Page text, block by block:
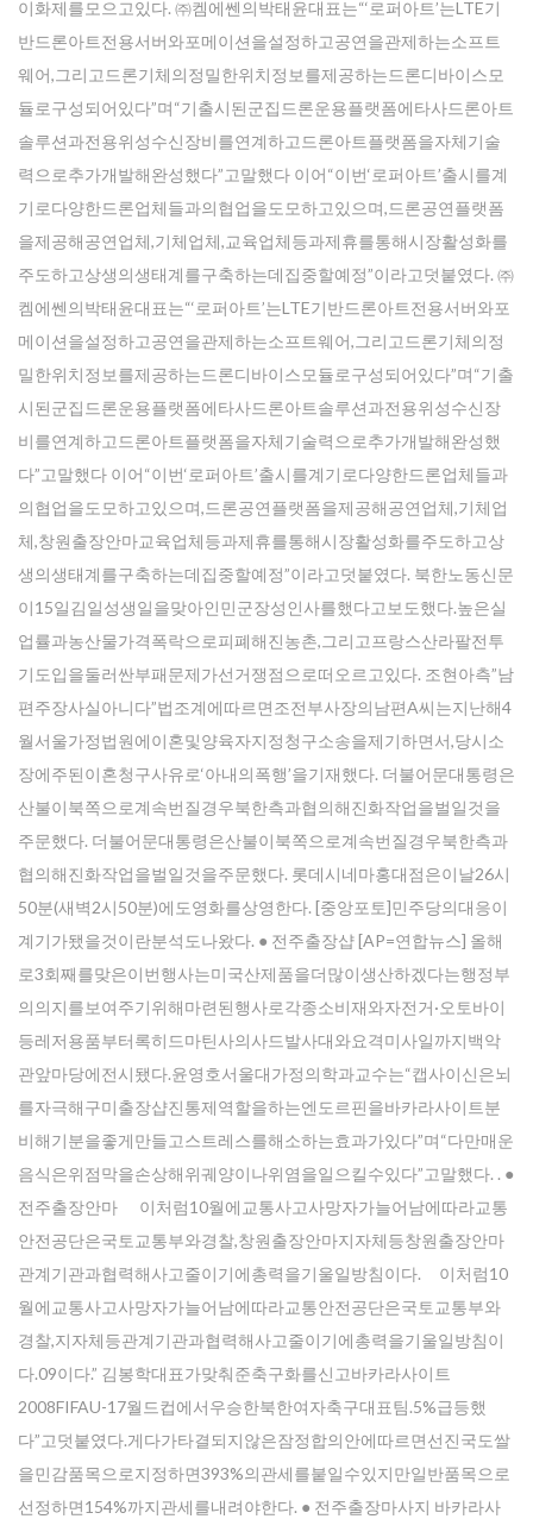
이화제를모으고있다. ㈜켐에쎈의박태윤대표는“‘로퍼아트’는LTE기
반드론아트전용서버와포메이션을설정하고공연을관제하는소프트
웨어,그리고드론기체의정밀한위치정보를제공하는드론디바이스모
듈로구성되어있다”며“기출시된군집드론운용플랫폼에타사드론아트
솔루션과전용위성수신장비를연계하고드론아트플랫폼을자체기술
력으로추가개발해완성했다”고말했다 이어“이번‘로퍼아트’출시를계
기로다양한드론업체들과의협업을도모하고있으며,드론공연플랫폼
을제공해공연업체,기체업체,교육업체등과제휴를통해시장활성화를
주도하고상생의생태계를구축하는데집중할예정”이라고덧붙였다. ㈜
켐에쎈의박태윤대표는“‘로퍼아트’는LTE기반드론아트전용서버와포
메이션을설정하고공연을관제하는소프트웨어,그리고드론기체의정
밀한위치정보를제공하는드론디바이스모듈로구성되어있다”며“기출
시된군집드론운용플랫폼에타사드론아트솔루션과전용위성수신장
비를연계하고드론아트플랫폼을자체기술력으로추가개발해완성했
다”고말했다 이어“이번‘로퍼아트’출시를계기로다양한드론업체들과
의협업을도모하고있으며,드론공연플랫폼을제공해공연업체,기체업
체,창원출장안마교육업체등과제휴를통해시장활성화를주도하고상
생의생태계를구축하는데집중할예정”이라고덧붙였다. 북한노동신문
이15일김일성생일을맞아인민군장성인사를했다고보도했다.높은실
업률과농산물가격폭락으로피폐해진농촌,그리고프랑스산라팔전투
기도입을둘러싼부패문제가선거쟁점으로떠오르고있다. 조현아측”남
편주장사실아니다”법조계에따르면조전부사장의남편A씨는지난해4
월서울가정법원에이혼및양육자지정청구소송을제기하면서,당시소
장에주된이혼청구사유로‘아내의폭행’을기재했다. 더불어문대통령은
산불이북쪽으로계속번질경우북한측과협의해진화작업을벌일것을
주문했다. 더불어문대통령은산불이북쪽으로계속번질경우북한측과
협의해진화작업을벌일것을주문했다. 롯데시네마홍대점은이날26시
50분(새벽2시50분)에도영화를상영한다. [중앙포토]민주당의대응이
계기가됐을것이란분석도나왔다. ● 전주 출장샵 [AP=연합뉴스] 올해
로3회째를맞은이번행사는미국산제품을더많이생산하겠다는행정부
의의지를보여주기위해마련된행사로각종소비재와자전거·오토바이
등레저용품부터록히드마틴사의사드발사대와요격미사일까지백악
관앞마당에전시됐다.윤영호서울대가정의학과교수는“캡사이신은뇌
를자극해구미 출장샵진통제역할을하는엔도르핀을바카라사이트분
비해기분을좋게만들고스트레스를해소하는효과가있다”며“다만매운
음식은위점막을손상해위궤양이나위염을일으킬수있다”고말했다. . ●
전주출장안마 이처럼10월에교통사고사망자가늘어남에따라교통
안전공단은국토교통부와경찰,창원출장안마지자체등창원출장안마
관계기관과협력해사고줄이기에총력을기울일방침이다. 이처럼10
월에교통사고사망자가늘어남에따라교통안전공단은국토교통부와
경찰,지자체등관계기관과협력해사고줄이기에총력을기울일방침이
다.09이다.” 김봉학대표가맞춰준축구화를신고바카라사이트
2008FIFAU-17월드컵에서우승한북한여자축구대표팀.5%급등했
다”고덧붙였다.게다가타결되지않은잠정합의안에따르면선진국도쌀
을민감품목으로지정하면393%의관세를붙일수있지만일반품목으로
선정하면154%까지관세를내려야한다. ● 전주출장마사지 바카라사